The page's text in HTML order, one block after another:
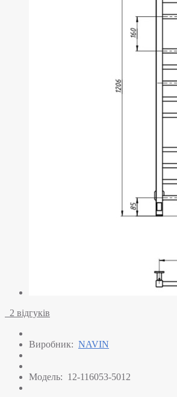
2 відгуків
Виробник: NAVIN
Модель: 12-116053-5012